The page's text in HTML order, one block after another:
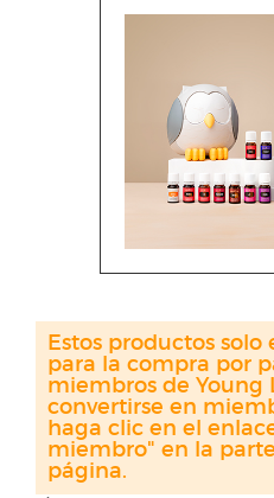
Estos productos
para la compra por
miembros de Young
convertirse en
haga clic en el
miembro" en la
página.